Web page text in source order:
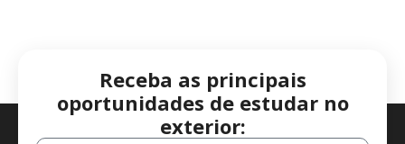
Receba as principais
oportunidades de estudar no
exterior: